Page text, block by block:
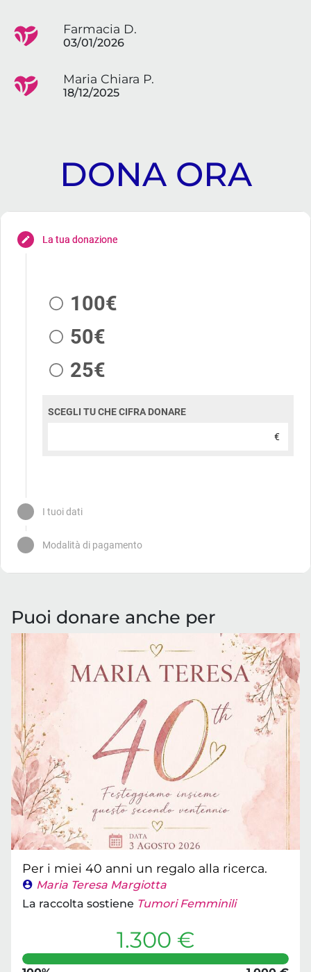
Farmacia D.
03/01/2026
Maria Chiara P.
18/12/2025
DONA ORA
Puoi donare anche per
Per i miei 40 anni un regalo alla ricerca.
Maria Teresa Margiotta
La raccolta sostiene Tumori Femminili
1.300 €